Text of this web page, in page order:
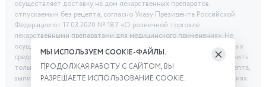
осуществляет доставку на дом лекарственных препаратов,
отпускаемым без рецепта, согласно Указу Президента Российской
Федерации от 17.03.2020 № 187 «О розничной торговле
лекарственными препаратами для медицинского применения». Не
осуществляем дистанционную продажу рецептурных лекарственных
средств и БАД. Рецептурные лекарственные средства можно получить
только при помощи самовывоза в аптеке при предоставлении рецепта,
выписанного врачом. Бронирование товара выполняется при условиях
МЫ ИСПОЛЬЗУЕМ COOKIE-ФАЙЛЫ.
ПРОДОЛЖАЯ РАБОТУ С САЙТОМ, ВЫ
РАЗРЕШАЕТЕ ИСПОЛЬЗОВАНИЕ COOKIE.